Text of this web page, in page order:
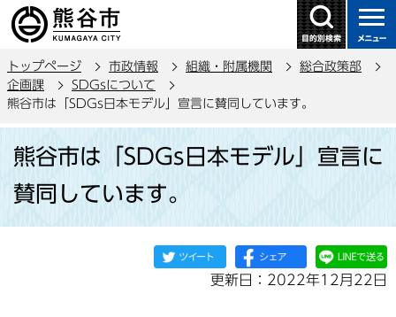
の
ー
ジ
トップページ 市政情報 組織・附属機関
総合政策部
企画課
SDGsについて
熊谷市は「SDGs日本モデル」宣言に賛同しています。
か
熊谷市は「SDGs日本モデル」宣言に
賛同しています。
更新日：2022年12月22日